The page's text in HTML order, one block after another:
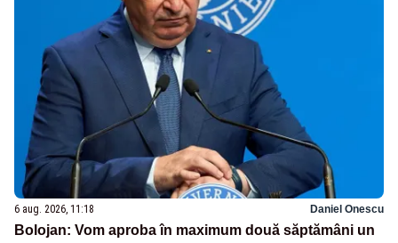
6 aug. 2026, 11:18 Daniel Onescu
Bolojan: Vom aproba în maximum două săptămâni un